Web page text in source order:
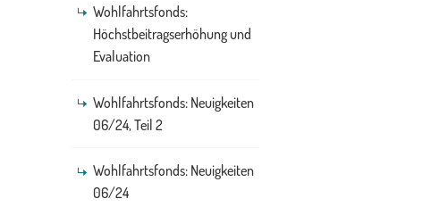
Wohlfahrtsfonds:
Höchstbeitragserhöhung und
Evaluation
Wohlfahrtsfonds: Neuigkeiten
06/24, Teil 2
Wohlfahrtsfonds: Neuigkeiten
06/24